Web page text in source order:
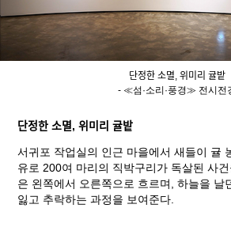
단정한 소멸, 위미리 귤밭
- ≪섬·소리·풍경≫ 전시전
단정한 소멸, 위미리 귤밭
서귀포 작업실의 인근 마을에서 새들이 귤
유로 200여 마리의 직박구리가 독살된 사
은 왼쪽에서 오른쪽으로 흐르며, 하늘을 날
잃고 추락하는 과정을 보여준다.